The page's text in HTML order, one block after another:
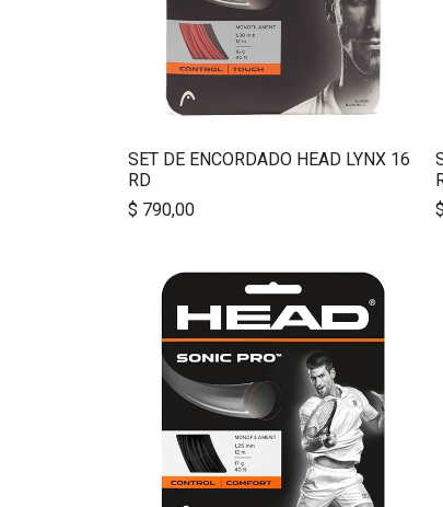
SET DE ENCORDADO HEAD LYNX 16
RD
$ 790,00
$